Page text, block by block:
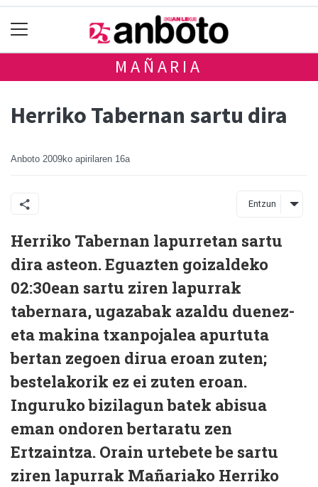
MAÑARIA
Herriko Tabernan sartu dira
Anboto 2009ko apirilaren 16a
Entzun
Herriko Tabernan lapurretan sartu
dira asteon. Eguazten goizaldeko
02:30ean sartu ziren lapurrak
tabernara, ugazabak azaldu duenez-
eta makina txanpojalea apurtuta
bertan zegoen dirua eroan zuten;
bestelakorik ez ei zuten eroan.
Inguruko bizilagun batek abisua
eman ondoren bertaratu zen
Ertzaintza. Orain urtebete be sartu
ziren lapurrak Mañariako Herriko